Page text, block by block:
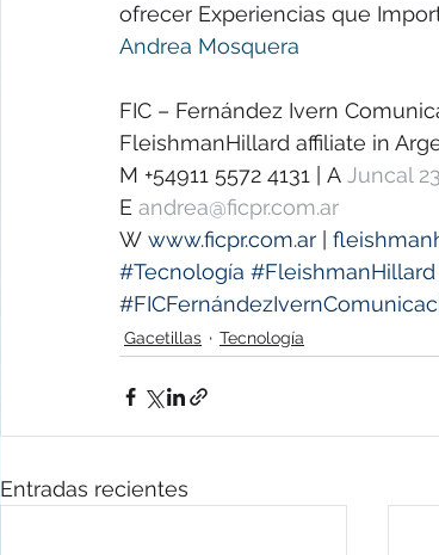
ofrecer Experiencias que
Andrea Mosquera
FIC – Fernández Ivern
FleishmanHillard affiliate in
M +54911 5572 4131 | A Juncal
E andrea@ficpr.com.ar
W www.ficpr.com.ar
#Tecnología #FleishmanHillard
Gacetillas Tecnología
Entradas recientes